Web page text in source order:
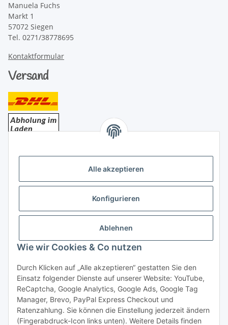
Alle akzeptieren
Konfigurieren
Ablehnen
Wie wir Cookies & Co nutzen
Durch Klicken auf „Alle akzeptieren“ gestatten Sie den
Einsatz folgender Dienste auf unserer Website: YouTube,
ReCaptcha, Google Analytics, Google Ads, Google Tag
Manager, Brevo, PayPal Express Checkout und
Ratenzahlung. Sie können die Einstellung jederzeit ändern
(Fingerabdruck-Icon links unten). Weitere Details finden
Manuela Fuchs
Markt 1
57072 Siegen
Tel. 0271/38778695
Kontaktformular
Versand
Rechtliches
Vertrag widerrufen